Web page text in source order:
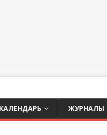
КАЛЕНДАРЬ ЖУРНАЛЫ